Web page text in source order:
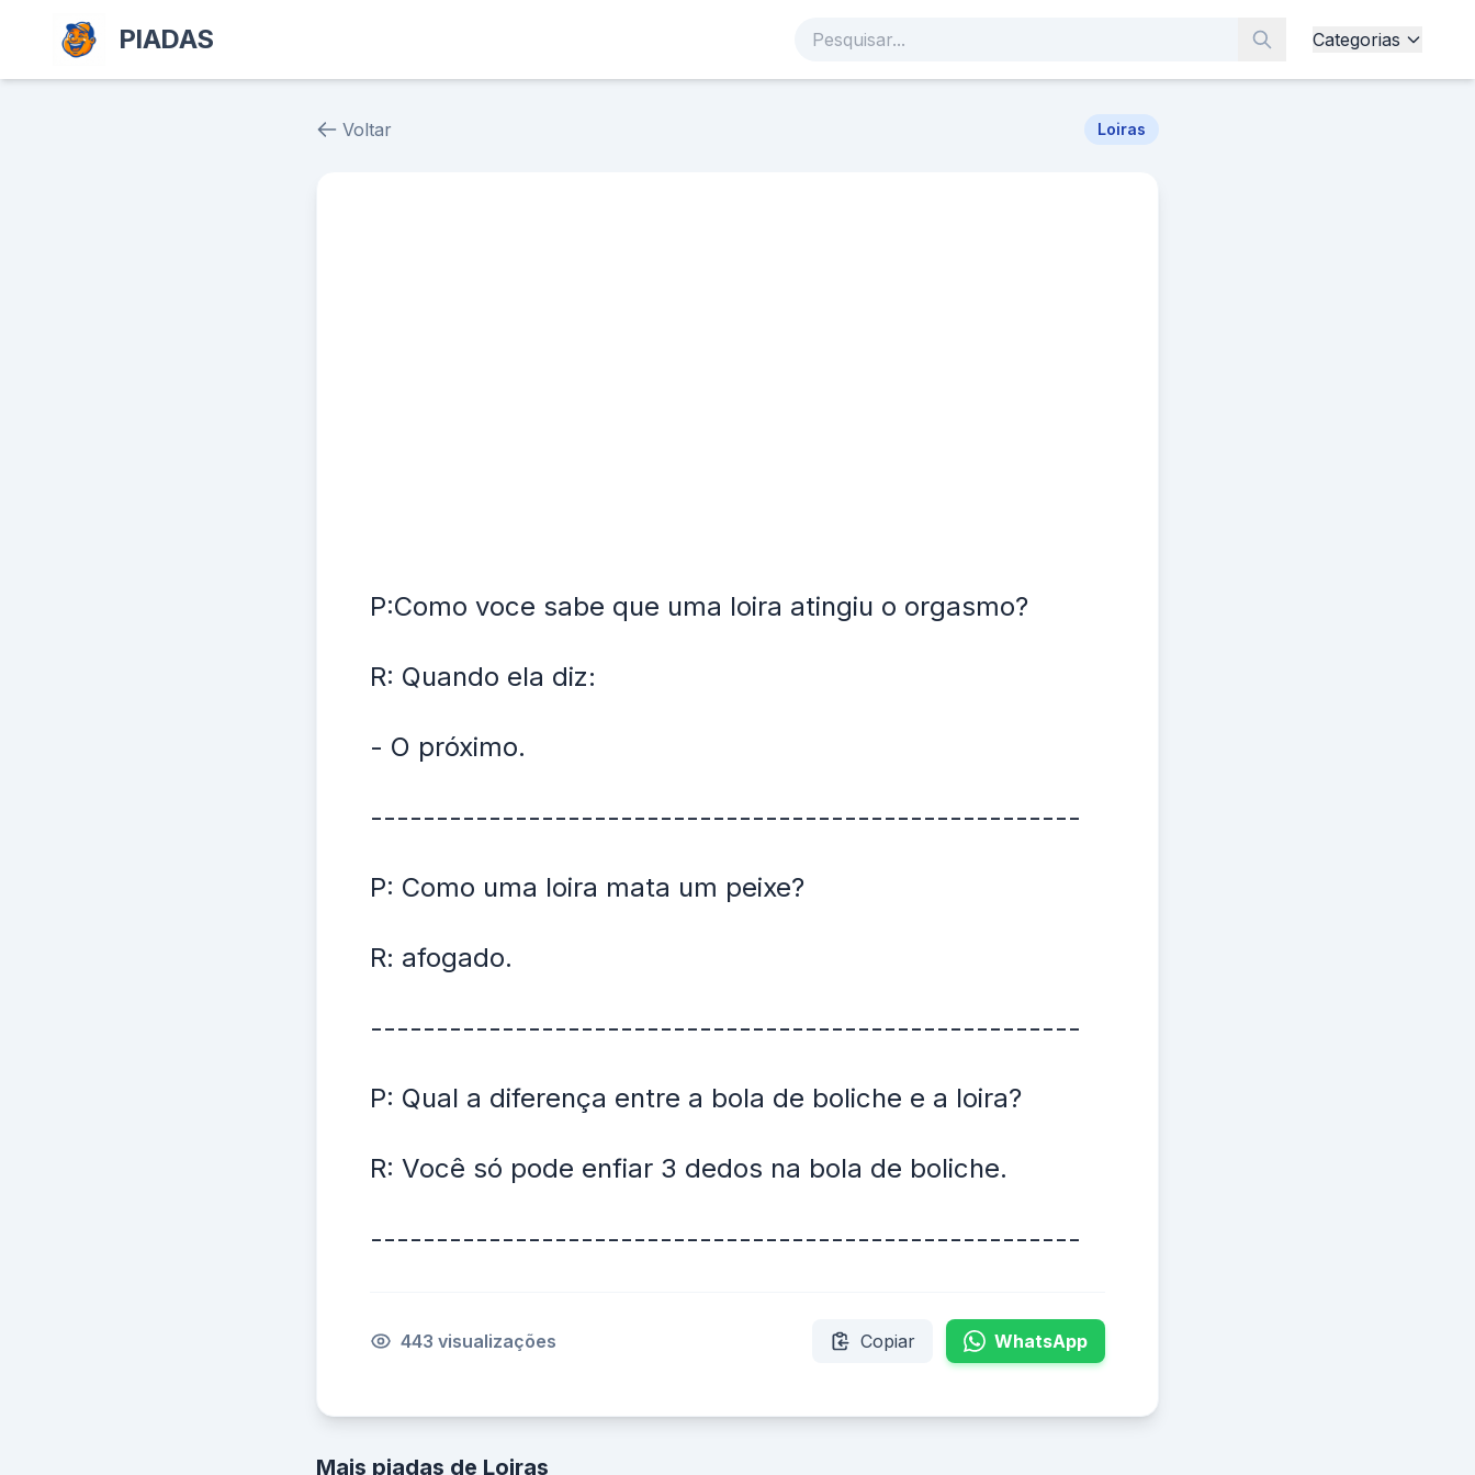
PIADAS Categorias
Voltar Loiras
P:Como voce sabe que uma loira atingiu o orgasmo?
R: Quando ela diz:
- O próximo.
------------------------------------------------------
P: Como uma loira mata um peixe?
R: afogado.
------------------------------------------------------
P: Qual a diferença entre a bola de boliche e a loira?
R: Você só pode enfiar 3 dedos na bola de boliche.
------------------------------------------------------
443 visualizações Copiar WhatsApp
Mais piadas de Loiras